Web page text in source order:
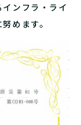
ンフラ・ライ
めます。